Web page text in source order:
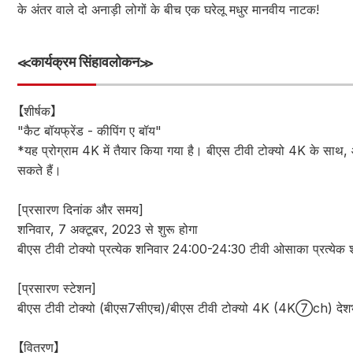
के अंतर वाले दो अनाड़ी लोगों के बीच एक घरेलू मधुर मानवीय नाटक!
≪कार्यक्रम सिंहावलोकन≫
【शीर्षक】
"कैट बॉयफ्रेंड - कीपिंग ए बॉय"
*यह प्रोग्राम 4K में तैयार किया गया है। बीएस टीवी टोक्यो 4K के
सकते हैं।
[प्रसारण दिनांक और समय]
शनिवार, 7 अक्टूबर, 2023 से शुरू होगा
बीएस टीवी टोक्यो प्रत्येक शनिवार 24:00-24:30 टीवी ओसाका
[प्रसारण स्टेशन]
बीएस टीवी टोक्यो (बीएस7सीएच)/बीएस टीवी टोक्यो 4K (4K⑦ch)
【वितरण】